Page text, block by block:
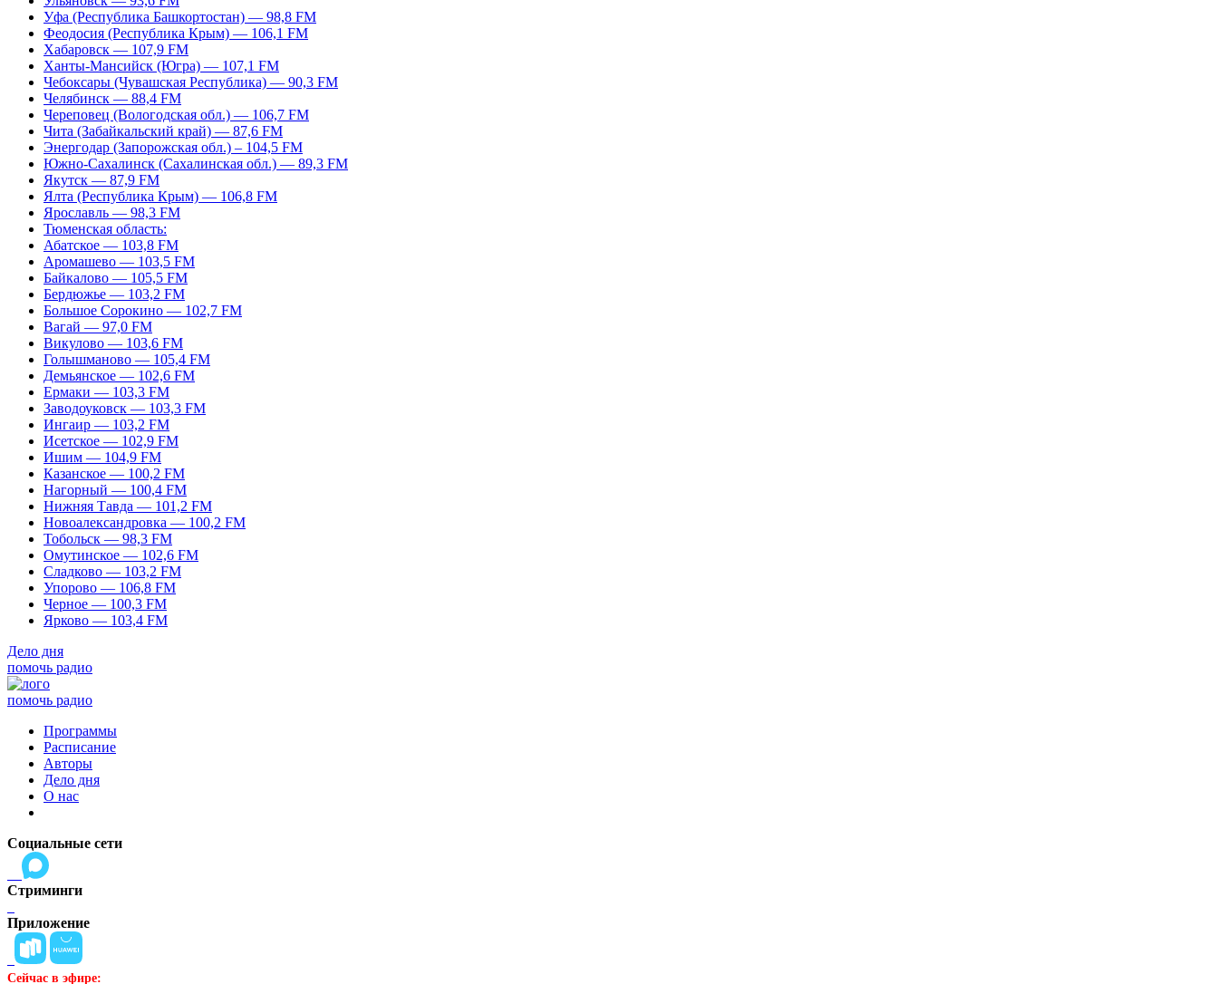
Уфа (Республика Башкортостан) — 98,8 FM
Феодосия (Республика Крым) — 106,1 FM
Хабаровск — 107,9 FM
Ханты-Мансийск (Югра) — 107,1 FM
Чебоксары (Чувашская Республика) — 90,3 FM
Челябинск — 88,4 FM
Череповец (Вологодская обл.) — 106,7 FM
Чита (Забайкальский край) — 87,6 FM
Энергодар (Запорожская обл.) – 104,5 FM
Южно-Сахалинск (Сахалинская обл.) — 89,3 FM
Якутск — 87,9 FM
Ялта (Республика Крым) — 106,8 FM
Ярославль — 98,3 FM
Тюменская область:
Абатское — 103,8 FM
Аромашево — 103,5 FM
Байкалово — 105,5 FM
Бердюжье — 103,2 FM
Большое Сорокино — 102,7 FM
Вагай — 97,0 FM
Викулово — 103,6 FM
Голышманово — 105,4 FM
Демьянское — 102,6 FM
Ермаки — 103,3 FM
Заводоуковск — 103,3 FM
Ингаир — 103,2 FM
Исетское — 102,9 FM
Ишим — 104,9 FM
Казанское — 100,2 FM
Нагорный — 100,4 FM
Нижняя Тавда — 101,2 FM
Новоалександровка — 100,2 FM
Тобольск — 98,3 FM
Омутинское — 102,6 FM
Сладково — 103,2 FM
Упорово — 106,8 FM
Черное — 100,3 FM
Ярково — 103,4 FM
Дело дня
помочь радио
помочь радио
Программы
Расписание
Авторы
Дело дня
О нас
Социальные сети
Стриминги
Приложение
Сейчас в эфире: